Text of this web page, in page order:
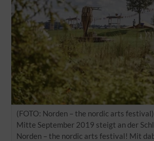
(FOTO: Norden – the nordic arts
Mitte September 2019 steigt an der
Norden – the nordic arts festival! Mit